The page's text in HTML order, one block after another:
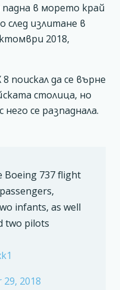
падна в морето край
излитане в
2018,
поискал да се върне
столица, но
се разпаднала.
Boeing 737 flight
infants, as well
two pilots
2018